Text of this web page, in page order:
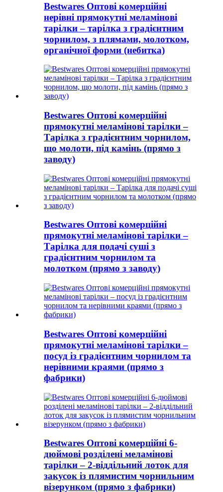
Bestwares Оптові комерційні
нерівні прямокутні меламінові
тарілки – тарілка з градієнтним
чорнилом, з плямами, молотком,
органічної форми (небитка)
Bestwares Оптові комерційні
прямокутні меламінові тарілки –
Тарілка з градієнтним чорнилом,
що молоти, під камінь (прямо з
заводу)
Bestwares Оптові комерційні
прямокутні меламінові тарілки –
Тарілка для подачі суші з
градієнтним чорнилом та
молотком (прямо з заводу)
Bestwares Оптові комерційні
прямокутні меламінові тарілки –
посуд із градієнтним чорнилом та
нерівними краями (прямо з
фабрики)
Bestwares Оптові комерційні 6-
дюймові розділені меламінові
тарілки – 2-віддільний лоток для
закусок із плямистим чорнильним
візерунком (прямо з фабрики)